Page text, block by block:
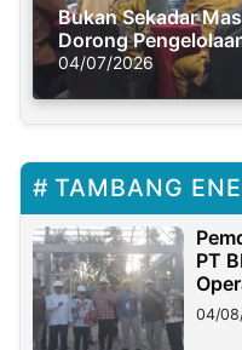
Bukan Sekadar
Dorong
Solusi Krisis Iklim
04/07/2026
TAMBANG
PT
04/